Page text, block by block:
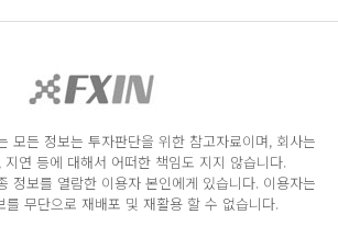
모든 정보는 투자판단을 위한 참고자료이며, 회사는
연 등에 대해서 어떠한 책임도 지지 않습니다.
정보를 열람한 이용자 본인에게 있습니다. 이용자는
를 무단으로 재배포 및 재활용 할 수 없습니다.